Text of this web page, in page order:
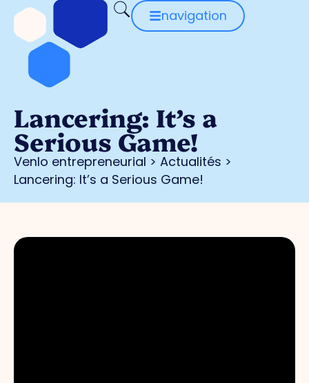
navigation
Lancering: It’s a
Serious Game!
Venlo entrepreneurial > Actualités >
Lancering: It’s a Serious Game!